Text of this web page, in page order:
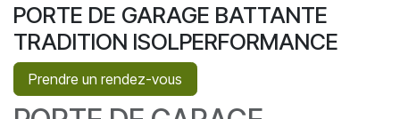
PORTE DE GARAGE BATTANTE
TRADITION ISOLPERFORMANCE
Prendre un rendez-vous